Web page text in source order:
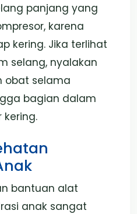
panjang yang
karena
kering. Jika terlihat
selang, nyalakan
obat selama
bagian dalam
bantuan alat
anak sangat